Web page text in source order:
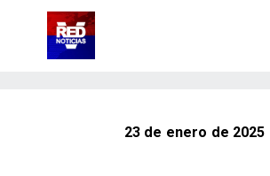
23 de enero de 2025